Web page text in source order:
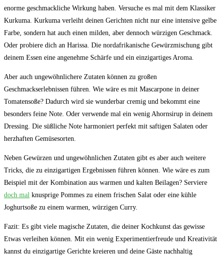
enorme geschmackliche Wirkung haben. Versuche es mal mit dem Klassiker
Kurkuma. Kurkuma verleiht deinen Gerichten nicht nur eine intensive gelbe
Farbe, sondern hat auch einen milden, aber dennoch würzigen Geschmack.
Oder probiere dich an Harissa. Die nordafrikanische Gewürzmischung gibt
deinem Essen eine angenehme Schärfe und ein einzigartiges Aroma.
Aber auch ungewöhnlichere Zutaten können zu großen
Geschmackserlebnissen führen. Wie wäre es mit Mascarpone in deiner
Tomatensoße? Dadurch wird sie wunderbar cremig und bekommt eine
besonders feine Note. Oder verwende mal ein wenig Ahornsirup in deinem
Dressing. Die süßliche Note harmoniert perfekt mit saftigen Salaten oder
herzhaften Gemüsesorten.
Neben Gewürzen und ungewöhnlichen Zutaten gibt es aber auch weitere
Tricks, die zu einzigartigen Ergebnissen führen können. Wie wäre es zum
Beispiel mit der Kombination aus warmen und kalten Beilagen? Serviere
doch mal knusprige Pommes zu einem frischen Salat oder eine kühle
Joghurtsoße zu einem warmen, würzigen Curry.
Fazit: Es gibt viele magische Zutaten, die deiner Kochkunst das gewisse
Etwas verleihen können. Mit ein wenig Experimentierfreude und Kreativität
kannst du einzigartige Gerichte kreieren und deine Gäste nachhaltig